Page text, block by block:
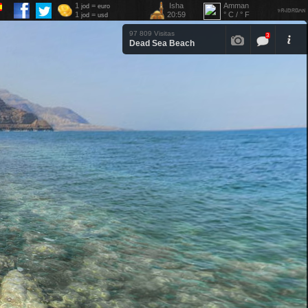
97 809 Visitas
Dead Sea Beach
3
Amman
° C / ° F
Isha
20:59
1 jod = euro
1 jod = usd